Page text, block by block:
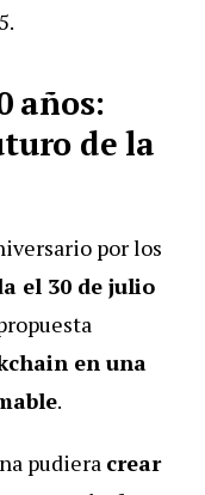
años:
de la
por los
el 30 de julio
en una
.
pudiera crear